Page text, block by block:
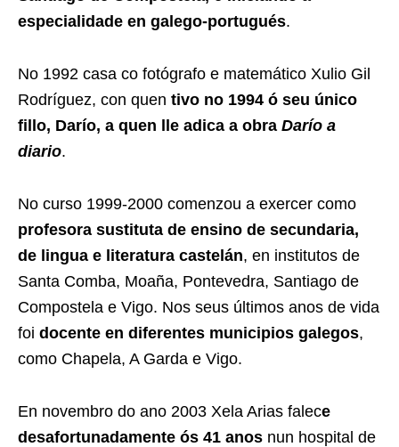
especialidade en galego-portugués.​
No 1992 casa co fotógrafo e matemático Xulio Gil
Rodríguez, con quen tivo no 1994 ó seu único
fillo, Darío, a quen lle adica a obra Darío a
diario.
No curso 1999-2000 comenzou a exercer como
profesora sustituta de ensino de secundaria,
de lingua e literatura castelán, en institutos de
Santa Comba, Moaña, Pontevedra, Santiago de
Compostela e Vigo. Nos seus últimos anos de vida
foi docente en diferentes municipios galegos,
como Chapela, A Garda e Vigo.
En novembro do ano 2003 Xela Arias falece
desafortunadamente ós 41 anos nun hospital de